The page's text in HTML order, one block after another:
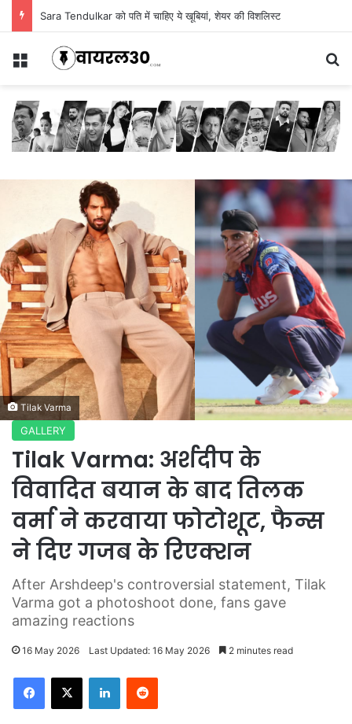
Sara Tendulkar को पति में चाहिए ये खूबियां, शेयर की विशलिस्ट
Menu
Tilak Varma
GALLERY
Tilak Varma: अर्शदीप के
विवादित बयान के बाद तिलक
वर्मा ने करवाया फोटोशूट, फैन्स
ने दिए गजब के रिएक्शन
After Arshdeep's controversial statement, Tilak
Varma got a photoshoot done, fans gave
amazing reactions
16 May 2026 Last Updated: 16 May 2026 2 minutes read
LinkedInReddit